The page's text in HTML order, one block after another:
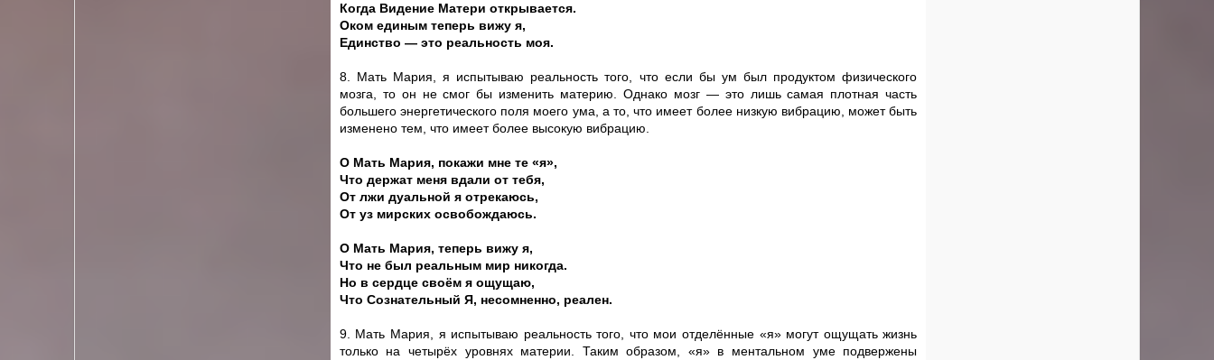
Когда Видение Матери открывается.
Оком единым теперь вижу я,
Единство — это реальность моя.
8. Мать Мария, я испытываю реальность того, что если бы ум был продуктом физического
мозга, то он не смог бы изменить материю. Однако мозг — это лишь самая плотная часть
большего энергетического поля моего ума, а то, что имеет более низкую вибрацию, может быть
изменено тем, что имеет более высокую вибрацию.
О Мать Мария, покажи мне те «я»,
Что держат меня вдали от тебя,
От лжи дуальной я отрекаюсь,
От уз мирских освобождаюсь.
О Мать Мария, теперь вижу я,
Что не был реальным мир никогда.
Но в сердце своём я ощущаю,
Что Сознательный Я, несомненно, реален.
9. Мать Мария, я испытываю реальность того, что мои отделённые «я» могут ощущать жизнь
только на четырёх уровнях материи. Таким образом, «я» в ментальном уме подвержены